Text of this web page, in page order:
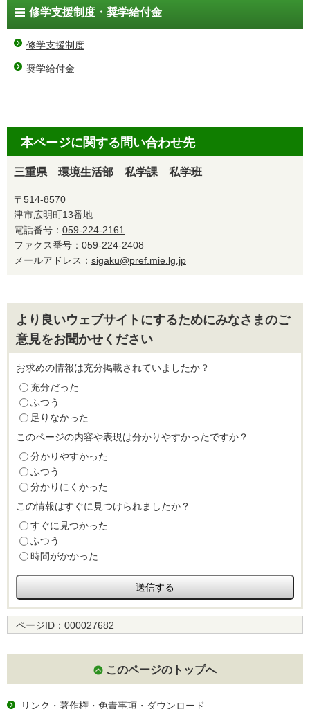
修学支援制度・奨学給付金
修学支援制度
奨学給付金
本ページに関する問い合わせ先
三重県 環境生活部 私学課 私学班
〒514-8570
津市広明町13番地
電話番号： 059-224-2161
ファクス番号：059-224-2408
メールアドレス： sigaku@pref.mie.lg.jp
より良いウェブサイトにするためにみなさまのご
意見をお聞かせください
お求めの情報は充分掲載されていましたか？
充分だった
ふつう
足りなかった
このページの内容や表現は分かりやすかったですか？
分かりやすかった
ふつう
分かりにくかった
この情報はすぐに見つけられましたか？
すぐに見つかった
ふつう
時間がかかった
ページID： 000027682
このページのトップへ
リンク・著作権・免責事項・ダウンロード